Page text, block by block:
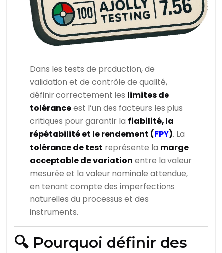
Dans les tests de production, de
validation et de contrôle de qualité,
définir correctement les limites de
toléranceest l’un des facteurs les plus
critiques pour garantir la fiabilité, la
répétabilité et le rendement (FPY). La
tolérance de test représente la marge
acceptable de variation entre la valeur
mesurée et la valeur nominale attendue,
en tenant compte des imperfections
naturelles du processus et des
instruments.
🔍 Pourquoi définir des